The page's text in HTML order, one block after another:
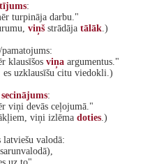
:
turpināja darbu."
viņš strādāja tālāk.)
klausīšos viņa argumentus."
uzklausīšu citu viedokli.)
secinājums:
viņi devās ceļojumā."
viņi izlēma doties.)
valodā: